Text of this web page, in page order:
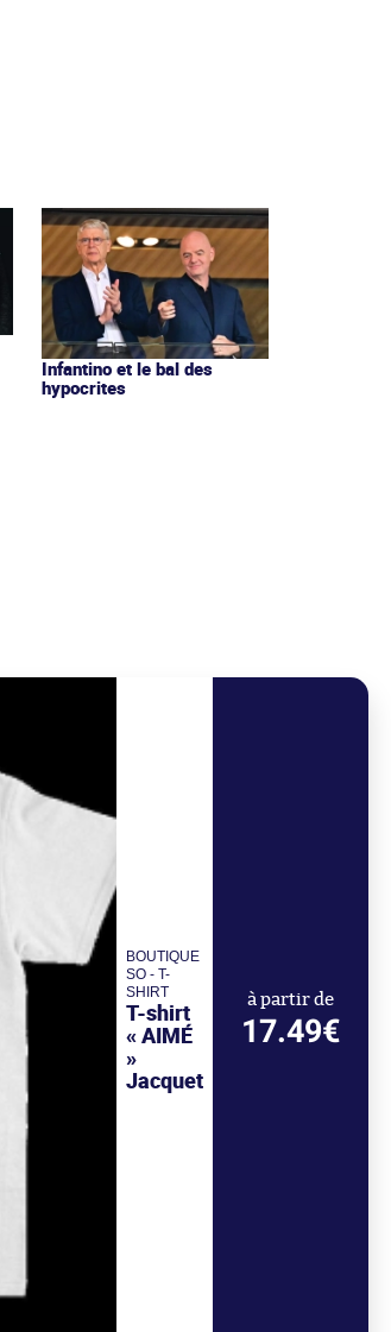
Infantino et le bal des
hypocrites
BOUTIQUE
SO - T-
SHIRT
T-shirt
« AIMÉ
»
Jacquet
à partir de
17.49€